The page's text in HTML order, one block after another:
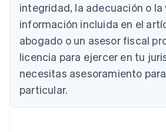
integridad, la adecuación o la
información incluida en el
abogado o un asesor fiscal
licencia para ejercer en tu
necesitas asesoramiento
particular.
Brasil
PortuguêsEnglish
Bulgaria
English
Canadá
EnglishFrançais
China continental
简体中文 English
Chipre